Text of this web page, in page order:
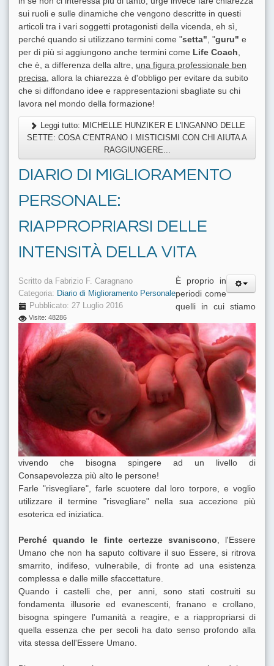
sui ruoli e sulle dinamiche che vengono descritte in questi
articoli tra i vari soggetti protagonisti della vicenda, eh sì,
perché quando si utilizzano termini come "setta" , "guru" e
per di più si aggiungono anche termini come Life Coach
che è, a differenza della altre, una figura professionale ben
precisa , allora la chiarezza è d'obbligo per evitare da subito
che si diffondano idee e rappresentazioni sbagliate su chi
lavora nel mondo della formazione!
Leggi tutto: MICHELLE HUNZIKER E L'INGANNO DELLE
SETTE: COSA C'ENTRANO I MISTICISMI CON CHI AIUTA A
RAGGIUNGERE...
DIARIO DI MIGLIORAMENTO
PERSONALE:
RIAPPROPRIARSI DELLE
INTENSITÀ DELLA VITA
Scritto da Fabrizio F. Caragnano
Categoria: Diario di Miglioramento Personale
Pubblicato: 27 Luglio 2016
Visite: 48286
È proprio in
periodi come
quelli in cui stiamo
vivendo che bisogna spingere ad un livello di
Consapevolezza più alto le persone!
Farle "risvegliare", farle scuotere dal loro torpore, e voglio
utilizzare il termine "risvegliare" nella sua accezione più
esoterica ed iniziatica.
Perché quando le finte certezze svaniscono , l'Essere
Umano che non ha saputo coltivare il suo Essere, si ritrova
smarrito, indifeso, vulnerabile, di fronte ad una esistenza
complessa e dalle mille sfaccettature.
Quando i castelli che, per anni, sono stati costruiti su
fondamenta illusorie ed evanescenti, franano e crollano,
bisogna spingere l'umanità a reagire, e a riappropriarsi di
quella essenza che per secoli ha dato senso profondo alla
vita stessa dell'Essere Umano.